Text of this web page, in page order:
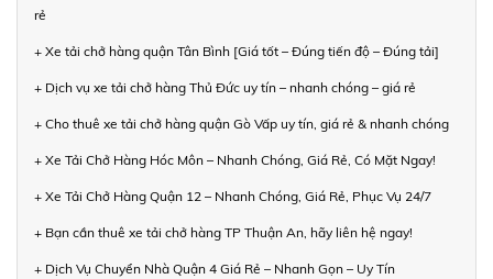
rẻ
+ Xe tải chở hàng quận Tân Bình [Giá tốt – Đúng tiến độ – Đúng tải]
+ Dịch vụ xe tải chở hàng Thủ Đức uy tín – nhanh chóng – giá rẻ
+ Cho thuê xe tải chở hàng quận Gò Vấp uy tín, giá rẻ & nhanh chóng
+ Xe Tải Chở Hàng Hóc Môn – Nhanh Chóng, Giá Rẻ, Có Mặt Ngay!
+ Xe Tải Chở Hàng Quận 12 – Nhanh Chóng, Giá Rẻ, Phục Vụ 24/7
+ Bạn cần thuê xe tải chở hàng TP Thuận An, hãy liên hệ ngay!
+ Dịch Vụ Chuyển Nhà Quận 4 Giá Rẻ – Nhanh Gọn – Uy Tín